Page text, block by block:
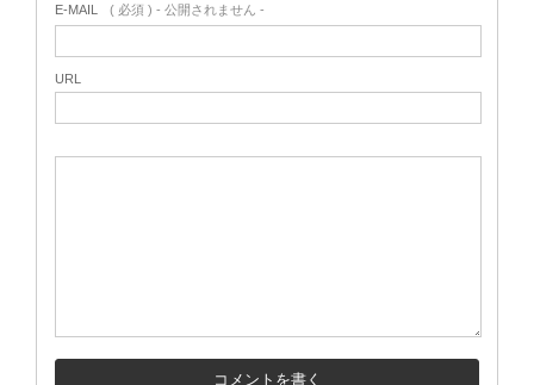
E-MAIL ( 必須 ) - 公開されません -
URL